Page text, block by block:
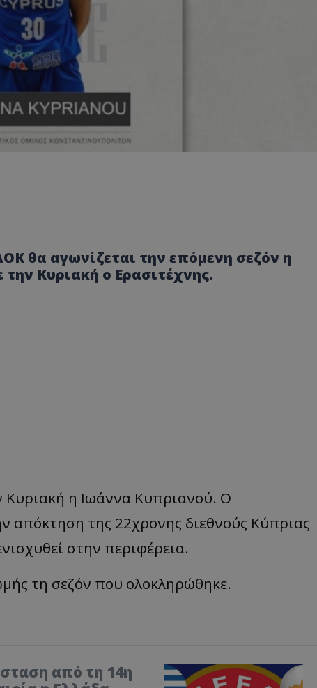
θα αγωνίζεται την επόμενη σεζόν η
Κυριακή ο Ερασιτέχνης.
η Ιωάννα Κυπριανού. Ο
απόκτηση της 22χρονης διεθνούς Κύπριας
στην περιφέρεια.
τη σεζόν που ολοκληρώθηκε.
από τη 14η